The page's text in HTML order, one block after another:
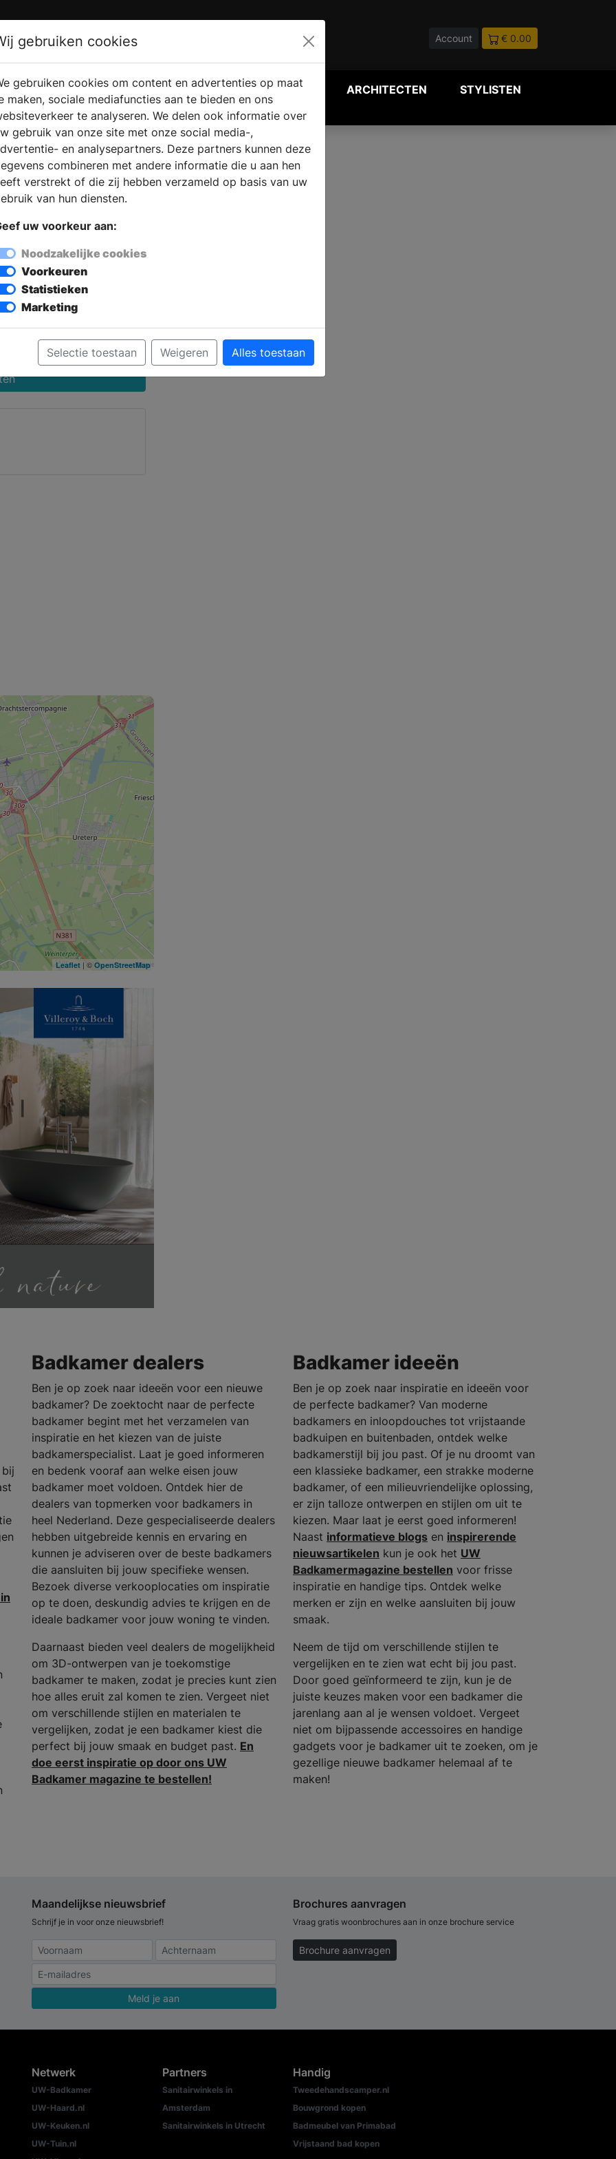
Account € 0.00
VERKOOPLOCATIE
VINDEN
WEBSHOP ARCHITECTEN STYLISTEN
Leaflet | © OpenStreetMap
Badkamer dealers
Ben je op zoek naar ideeën voor een nieuwe
badkamer? De zoektocht naar de perfecte
badkamer begint met het verzamelen van
inspiratie en het kiezen van de juiste
badkamerspecialist. Laat je goed informeren
en bedenk vooraf aan welke eisen jouw
badkamer moet voldoen. Ontdek hier de
dealers van topmerken voor badkamers in
heel Nederland. Deze gespecialiseerde dealers
hebben uitgebreide kennis en ervaring en
kunnen je adviseren over de beste badkamers
die aansluiten bij jouw specifieke wensen.
Bezoek diverse verkooplocaties om inspiratie
op te doen, deskundig advies te krijgen en de
ideale badkamer voor jouw woning te vinden.
Daarnaast bieden veel dealers de mogelijkheid
om 3D-ontwerpen van je toekomstige
badkamer te maken, zodat je precies kunt zien
hoe alles eruit zal komen te zien. Vergeet niet
om verschillende stijlen en materialen te
vergelijken, zodat je een badkamer kiest die
perfect bij jouw smaak en budget past. En
doe eerst inspiratie op door ons UW
Badkamer magazine te bestellen!
Badkamer ideeën
Ben je op zoek naar inspiratie en ideeën voor
de perfecte badkamer? Van moderne
badkamers en inloopdouches tot vrijstaande
badkuipen en buitenbaden, ontdek welke
badkamerstijl bij jou past. Of je nu droomt van
een klassieke badkamer, een strakke moderne
badkamer, of een milieuvriendelijke oplossing,
er zijn talloze ontwerpen en stijlen om uit te
kiezen. Maar laat je eerst goed informeren!
Naast informatieve blogsen inspirerende
nieuwsartikelen kun je ook het UW
Badkamermagazine bestellen voor frisse
inspiratie en handige tips. Ontdek welke
merken er zijn en welke aansluiten bij jouw
smaak.
Neem de tijd om verschillende stijlen te
vergelijken en te zien wat echt bij jou past.
Door goed geïnformeerd te zijn, kun je de
juiste keuzes maken voor een badkamer die
jarenlang aan al je wensen voldoet. Vergeet
niet om bijpassende accessoires en handige
gadgets voor je badkamer uit te zoeken, om je
gezellige nieuwe badkamer helemaal af te
maken!
gebruiken cookies
gebruiken cookies om content en advertenties op maat
maken, sociale mediafuncties aan te bieden en ons
te analyseren. We delen ook informatie over
gebruik van onze site met onze social media-,
en analysepartners. Deze partners kunnen deze
combineren met andere informatie die u aan hen
verstrekt of die zij hebben verzameld op basis van uw
van hun diensten.
uw voorkeur aan:
Noodzakelijke cookies
Voorkeuren
Statistieken
Marketing
Selectie toestaan Weigeren Alles toestaan
Maandelijkse nieuwsbrief
Schrijf je in voor onze nieuwsbrief!
Meld je aan
Brochures aanvragen
Vraag gratis woonbrochures aan in onze brochure service
Brochure aanvragen
Netwerk
UW-Badkamer
UW-Haard.nl
UW-Keuken.nl
UW-Tuin.nl
Partners
Sanitairwinkels in
Amsterdam
Sanitairwinkels in Utrecht
Handig
Tweedehandscamper.nl
Bouwgrond kopen
Badmeubel van Primabad
Vrijstaand bad kopen